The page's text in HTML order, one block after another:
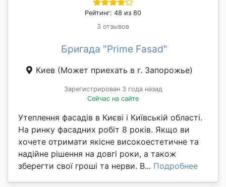
Рейтинг: 48 из 80
3 отзывов
Бригада "Prime Fasad"
Киев (Может приехать в г. Запорожье)
Зарегистрирован 3 года назад
Сейчас на сайте
Утеплення фасадів в Києві і Київській області.
На ринку фасадних робіт 8 років. Якщо ви
хочете отримати якісне високоестетичне та
надійне рішення на довгі роки, а також
зберегти свої гроші та нерви. В... Подробнее